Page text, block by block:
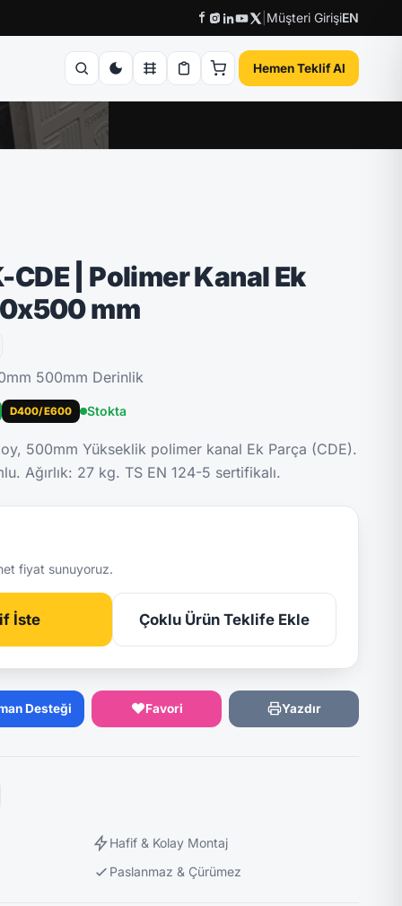
Müşteri GirişiEN
Hemen Teklif Al
| Polimer Kanal Ek
mm
500mm Derinlik
D400/E600 Stokta
500mm Yükseklik polimer kanal Ek Parça (CDE).
Ağırlık: 27 kg. TS EN 124-5 sertifikalı.
fiyat sunuyoruz.
İste Çoklu Ürün Teklife Ekle
Desteği Favori Yazdır
Hafif & Kolay Montaj
Paslanmaz & Çürümez